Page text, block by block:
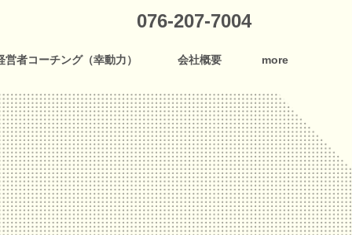
076-207-7004
営者コーチング（幸動力） 会社概要 more